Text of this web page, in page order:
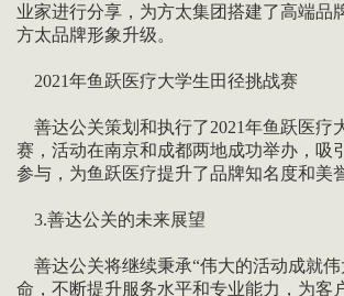
业家进行分享，为方太集团搭建了高端品
方太品牌形象升级。
2021年鱼跃医疗大学生田径挑战赛
善达公关策划和执行了2021年鱼跃医疗
赛，活动在南京和成都两地成功举办，吸
参与，为鱼跃医疗提升了品牌知名度和美
3.善达公关的未来展望
善达公关将继续秉承“伟大的活动成就伟
命，不断提升服务水平和专业能力，为客